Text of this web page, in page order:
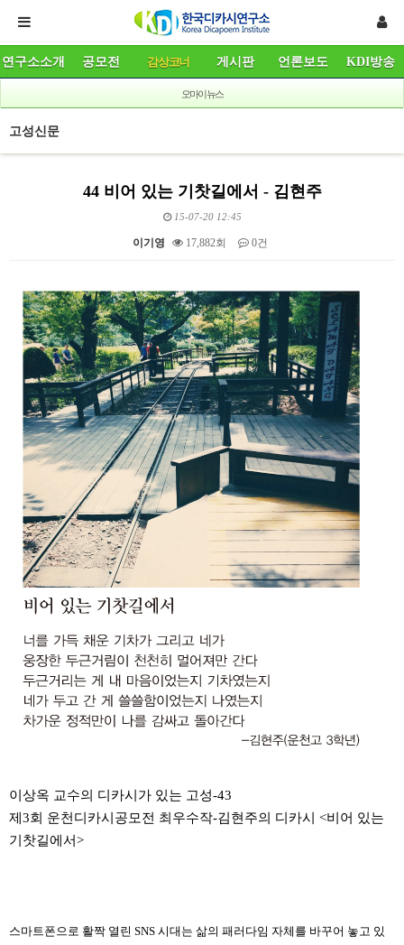
연구소소개 공모전 감상코너 게시판 언론보도 KDI방송
오마이뉴스
고성신문
44 비어 있는 기찻길에서 - 김현주
15-07-20 12:45
이기영 17,882회 0건
이상옥 교수의 디카시가 있는 고성-43
제3회 운천디카시공모전 최우수작-김현주의 디카시 <비어 있는
기찻길에서>
스마트폰으로 활짝 열린 SNS 시대는 삶의 패러다임 자체를 바꾸어 놓고 있